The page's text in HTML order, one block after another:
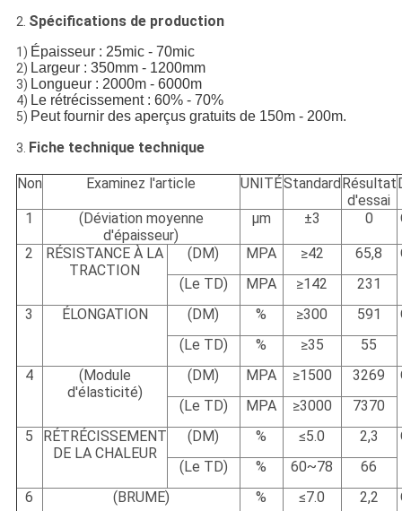
2. Spécifications de production
1) Épaisseur : 25mic - 70mic
2) Largeur : 350mm - 1200mm
3) Longueur : 2000m - 6000m
4) Le rétrécissement : 60% - 70%
5) Peut fournir des aperçus gratuits de 150m - 200m.
3. Fiche technique technique
Non Examinez l'article UNITÉStandard Résultat
d'essai
1
(Déviation moyenne
d'épaisseur)
μm ±3 0
2
RÉSISTANCE À LA
TRACTION
(DM) MPA ≥42 65,8
(Le TD)
MPA ≥142
231
3
ÉLONGATION (DM) % ≥300 591
(Le TD)
% ≥35
55
4
(Module
d'élasticité)
(DM) MPA ≥1500 3269
(Le TD)
MPA ≥3000
7370
5
RÉTRÉCISSEMENT
DE LA CHALEUR
(DM) % ≤5.0 2,3
(Le TD)
% 60~78
66
6
(BRUME) % ≤7.0 2,2